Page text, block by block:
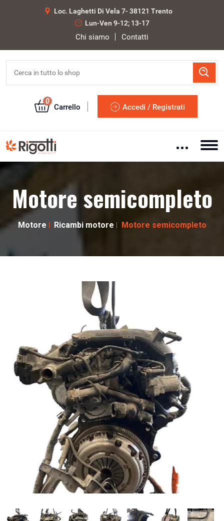
Loc. Laghetti Di Vela 7- 38121 Trento
Lun-Ven 9-12; 13-17
Chi siamo Contatti
0
Carrello Accedi / Registrati
Motore semicompleto
Motore Ricambi motore Motore semicompleto